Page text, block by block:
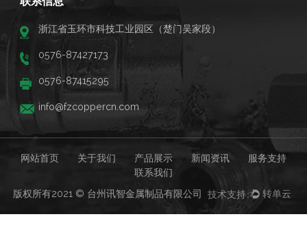
浙江省玉环市科技工业园区（楚门吴家段）
0576-87427173
0576-87415295
info@fzcoppercn.com
网站首页 关于我们 产品展示 新闻资讯
服务支持
联系我们
版权所有2021 © 台州讯智金属制品有限公司